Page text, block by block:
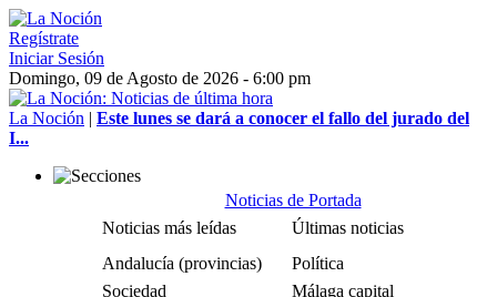
Regístrate
Iniciar Sesión
Domingo, 09 de Agosto de 2026 - 6:00 pm
La Noción | Este lunes se dará a conocer el fallo del jurado del
I...
Noticias de Portada
Noticias más leídas
Últimas noticias
Andalucía (provincias)
Política
Sociedad
Málaga capital